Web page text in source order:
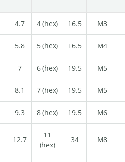
4.7 4 (hex) 16.5 M3
5.8 5 (hex) 16.5 M4
7 6 (hex) 19.5 M5
8.1 7 (hex) 19.5 M5
9.3 8 (hex) 19.5 M6
12.7
11
(hex)
34 M8